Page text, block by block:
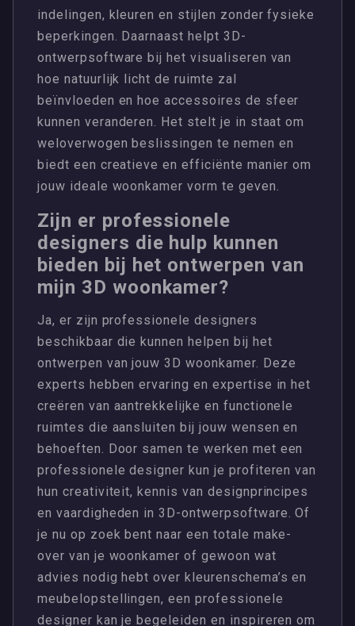
indelingen, kleuren en stijlen zonder fysieke
beperkingen. Daarnaast helpt 3D-
ontwerpsoftware bij het visualiseren van
hoe natuurlijk licht de ruimte zal
beïnvloeden en hoe accessoires de sfeer
kunnen veranderen. Het stelt je in staat om
weloverwogen beslissingen te nemen en
biedt een creatieve en efficiënte manier om
jouw ideale woonkamer vorm te geven.
Zijn er professionele
designers die hulp kunnen
bieden bij het ontwerpen van
mijn 3D woonkamer?
Ja, er zijn professionele designers
beschikbaar die kunnen helpen bij het
ontwerpen van jouw 3D woonkamer. Deze
experts hebben ervaring en expertise in het
creëren van aantrekkelijke en functionele
ruimtes die aansluiten bij jouw wensen en
behoeften. Door samen te werken met een
professionele designer kun je profiteren van
hun creativiteit, kennis van designprincipes
en vaardigheden in 3D-ontwerpsoftware. Of
je nu op zoek bent naar een totale make-
over van je woonkamer of gewoon wat
advies nodig hebt over kleurenschema’s en
meubelopstellingen, een professionele
designer kan je begeleiden en inspireren om